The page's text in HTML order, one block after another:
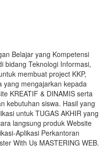
Belajar yang Kompetensi
bidang Teknologi Informasi,
membuat project KKP,
yang mengajarkan kepada
KREATIF & DINAMIS serta
kebutuhan siswa. Hasil yang
untuk TUGAS AKHIR yang
langsung produk Website
Aplikasi Perkantoran
With Us MASTERING WEB.